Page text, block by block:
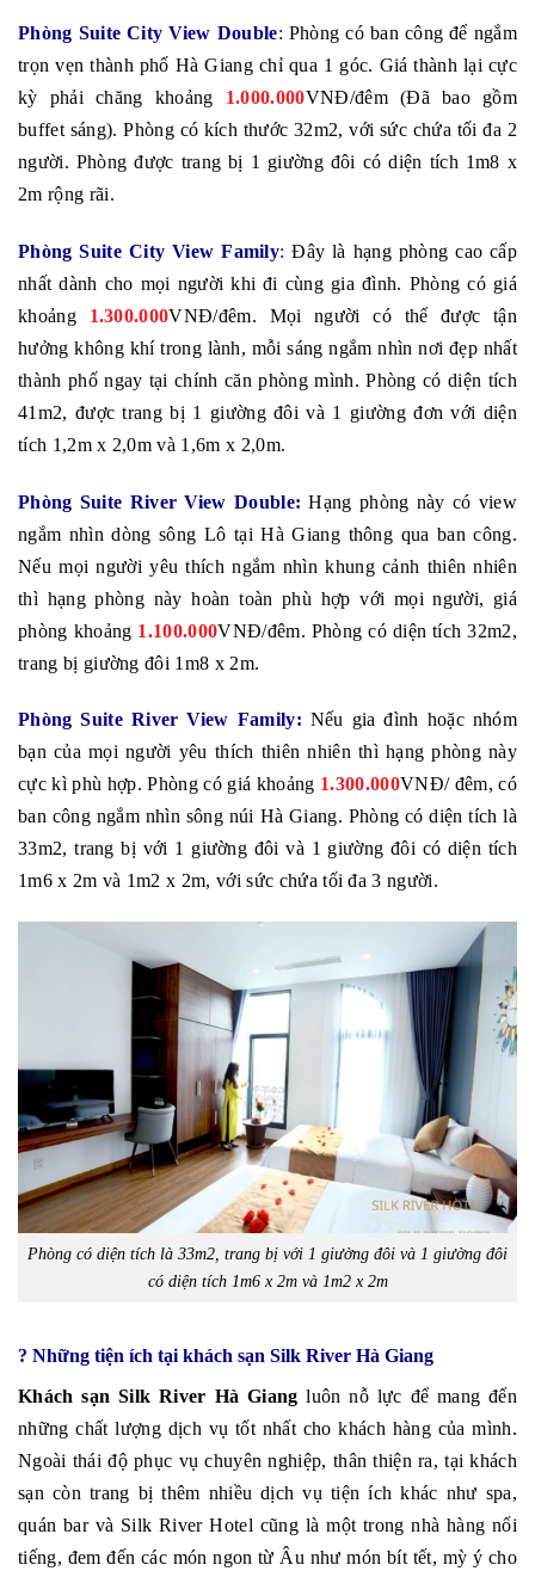
Phòng Suite City View Double: Phòng có ban công để ngắm
trọn vẹn thành phố Hà Giang chỉ qua 1 góc. Giá thành lại cực
kỳ phải chăng khoảng 1.000.000VNĐ/đêm (Đã bao gồm
buffet sáng). Phòng có kích thước 32m2, với sức chứa tối đa 2
người. Phòng được trang bị 1 giường đôi có diện tích 1m8 x
2m rộng rãi.
Phòng Suite City View Family: Đây là hạng phòng cao cấp
nhất dành cho mọi người khi đi cùng gia đình. Phòng có giá
khoảng 1.300.000VNĐ/đêm. Mọi người có thể được tận
hưởng không khí trong lành, mỗi sáng ngắm nhìn nơi đẹp nhất
thành phố ngay tại chính căn phòng mình. Phòng có diện tích
41m2, được trang bị 1 giường đôi và 1 giường đơn với diện
tích 1,2m x 2,0m và 1,6m x 2,0m.
Phòng Suite River View Double:Hạng phòng này có view
ngắm nhìn dòng sông Lô tại Hà Giang thông qua ban công.
Nếu mọi người yêu thích ngắm nhìn khung cảnh thiên nhiên
thì hạng phòng này hoàn toàn phù hợp với mọi người, giá
phòng khoảng 1.100.000VNĐ/đêm. Phòng có diện tích 32m2,
trang bị giường đôi 1m8 x 2m.
Phòng Suite River View Family: Nếu gia đình hoặc nhóm
bạn của mọi người yêu thích thiên nhiên thì hạng phòng này
cực kì phù hợp. Phòng có giá khoảng 1.300.000VNĐ/ đêm, có
ban công ngắm nhìn sông núi Hà Giang. Phòng có diện tích là
33m2, trang bị với 1 giường đôi và 1 giường đôi có diện tích
1m6 x 2m và 1m2 x 2m, với sức chứa tối đa 3 người.
Phòng có diện tích là 33m2, trang bị với 1 giường đôi và 1 giường đôi
có diện tích 1m6 x 2m và 1m2 x 2m
? Những tiện ích tại khách sạn Silk River Hà Giang
Khách sạn Silk River Hà Giang luôn nỗ lực để mang đến
những chất lượng dịch vụ tốt nhất cho khách hàng của mình.
Ngoài thái độ phục vụ chuyên nghiệp, thân thiện ra, tại khách
sạn còn trang bị thêm nhiều dịch vụ tiện ích khác như spa,
quán bar và Silk River Hotel cũng là một trong nhà hàng nổi
tiếng, đem đến các món ngon từ Âu như món bít tết, mỳ ý cho